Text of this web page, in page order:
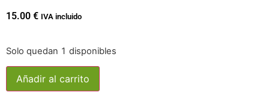
15.00 € IVA incluido
Solo quedan 1 disponibles
Añadir al carrito